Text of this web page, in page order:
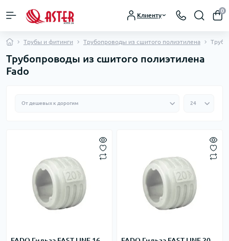
Клиенту
0
Трубы и фитинги Трубопроводы из сшитого полиэтилена
Трубопроводы из сшитого полиэтилена
Fado